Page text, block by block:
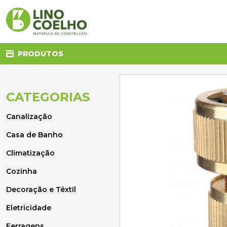
PRODUTOS
CANALIZAÇÃO
CLIMATIZAÇÃO
COZINHA
ELETRICIDADE
FERRAGENS
ILUMINAÇÃO
JARDIM
CATEGORIAS
Canalização
Casa de Banho
Climatização
Cozinha
Decoração e Têxtil
Eletricidade